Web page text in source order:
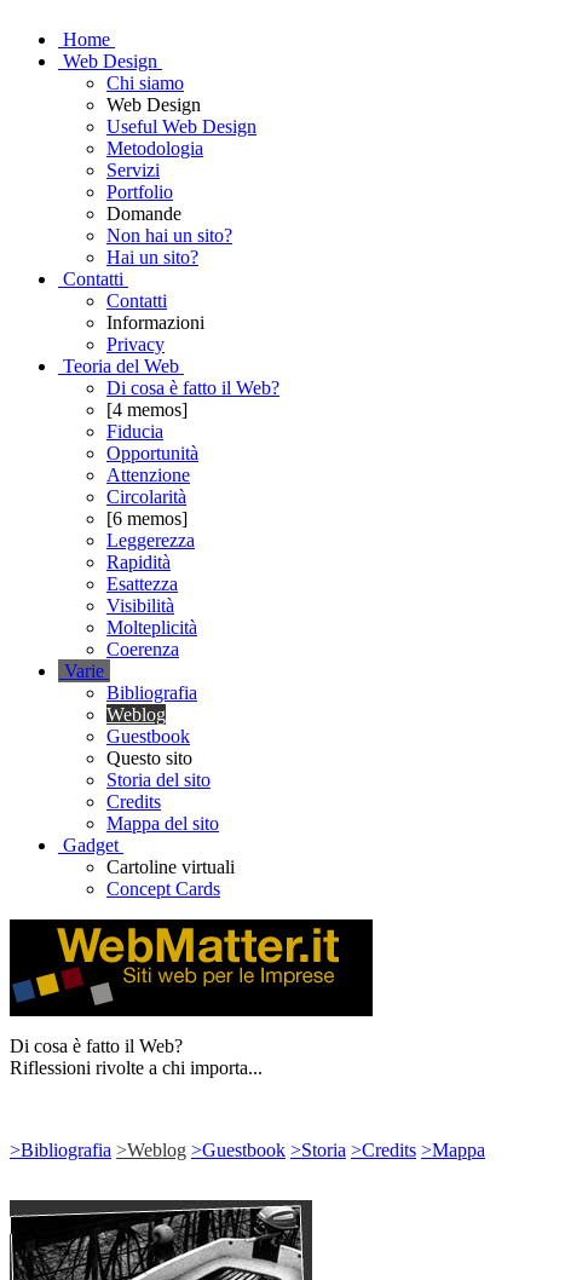
Home
Web Design
Chi siamo
Web Design
Useful Web Design
Metodologia
Servizi
Portfolio
Domande
Non hai un sito?
Hai un sito?
Contatti
Contatti
Informazioni
Privacy
Teoria del Web
Di cosa è fatto il Web?
[4 memos]
Fiducia
Opportunità
Attenzione
Circolarità
[6 memos]
Leggerezza
Rapidità
Esattezza
Visibilità
Molteplicità
Coerenza
Varie
Bibliografia
Weblog
Guestbook
Questo sito
Storia del sito
Credits
Mappa del sito
Gadget
Cartoline virtuali
Concept Cards
Di cosa è fatto il Web?
Riflessioni rivolte a chi importa...
>Bibliografia >Weblog >Guestbook >Storia >Credits >Mappa